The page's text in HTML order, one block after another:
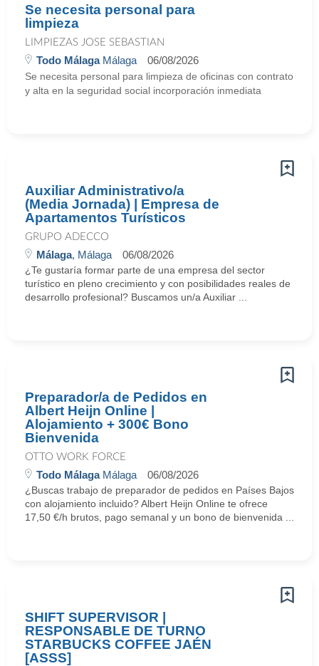
Se necesita personal para
limpieza
LIMPIEZAS JOSE SEBASTIAN
Todo MálagaMálaga 06/08/2026
Se necesita personal para limpieza de oficinas con contrato
y alta en la seguridad social incorporación inmediata
Auxiliar Administrativo/a
(Media Jornada) | Empresa de
Apartamentos Turísticos
GRUPO ADECCO
Málaga, Málaga 06/08/2026
¿Te gustaría formar parte de una empresa del sector
turístico en pleno crecimiento y con posibilidades reales de
desarrollo profesional? Buscamos un/a Auxiliar ...
Preparador/a de Pedidos en
Albert Heijn Online |
Alojamiento + 300€ Bono
Bienvenida
OTTO WORK FORCE
Todo MálagaMálaga 06/08/2026
¿Buscas trabajo de preparador de pedidos en Países Bajos
con alojamiento incluido? Albert Heijn Online te ofrece
17,50 €/h brutos, pago semanal y un bono de bienvenida ...
SHIFT SUPERVISOR |
RESPONSABLE DE TURNO
STARBUCKS COFFEE JAÉN
[ASSS]